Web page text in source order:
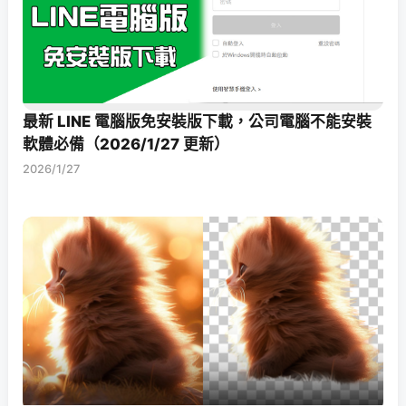
最新 LINE 電腦版免安裝版下載，公司電腦不能安裝
軟體必備（2026/1/27 更新）
2026/1/27